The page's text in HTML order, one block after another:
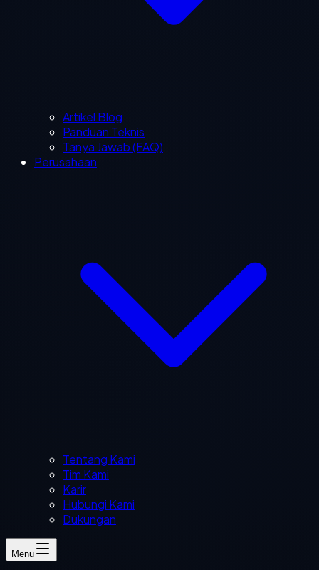
Artikel Blog
Panduan Teknis
Tanya Jawab (FAQ)
Perusahaan
Tentang Kami
Tim Kami
Karir
Hubungi Kami
Dukungan
Menu